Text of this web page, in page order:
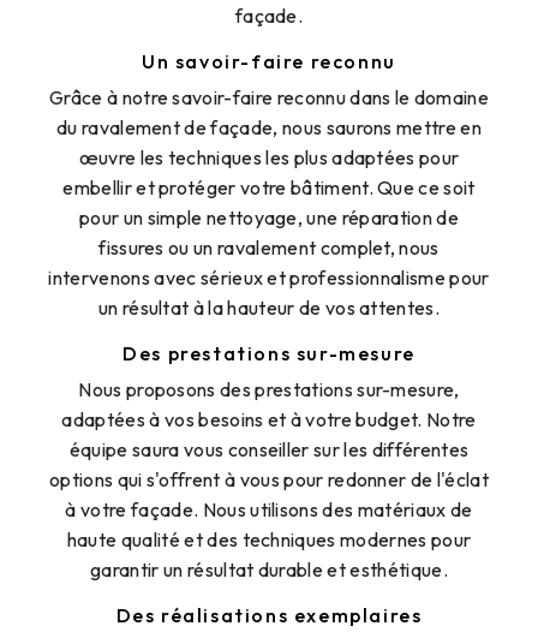
façade.
Un savoir-faire reconnu
Grâce à notre savoir-faire reconnu dans le domaine
du ravalement de façade, nous saurons mettre en
œuvre les techniques les plus adaptées pour
embellir et protéger votre bâtiment. Que ce soit
pour un simple nettoyage, une réparation de
fissures ou un ravalement complet, nous
intervenons avec sérieux et professionnalisme pour
un résultat à la hauteur de vos attentes.
Des prestations sur-mesure
Nous proposons des prestations sur-mesure,
adaptées à vos besoins et à votre budget. Notre
équipe saura vous conseiller sur les différentes
options qui s'offrent à vous pour redonner de l'éclat
à votre façade. Nous utilisons des matériaux de
haute qualité et des techniques modernes pour
garantir un résultat durable et esthétique.
Des réalisations exemplaires